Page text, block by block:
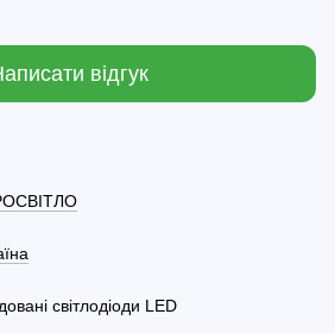
відгук
світлодіоди LED